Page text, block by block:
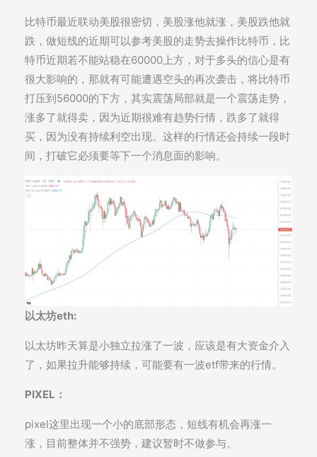
比特币最近联动美股很密切，美股涨他就涨，美股跌他就
跌，做短线的近期可以参考美股的走势去操作比特币，比
特币近期若不能站稳在60000上方，对于多头的信心是有
很大影响的，那就有可能遭遇空头的再次袭击，将比特币
打压到56000的下方，其实震荡局部就是一个震荡走势，
涨多了就得卖，因为近期很难有趋势行情，跌多了就得
买，因为没有持续利空出现。这样的行情还会持续一段时
间，打破它必须要等下一个消息面的影响。
以太坊eth:
以太坊昨天算是小独立拉涨了一波，应该是有大资金介入
了，如果拉升能够持续，可能要有一波etf带来的行情。
PIXEL：
pixel这里出现一个小的底部形态，短线有机会再涨一
涨，目前整体并不强势，建议暂时不做参与。